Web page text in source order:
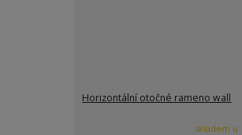
Horizontální otočné rameno wall
skladem u